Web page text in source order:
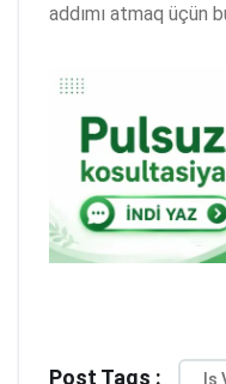
addımı atmaq üçün
Post Tags : Iş